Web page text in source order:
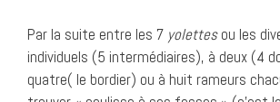
Par la suite entre les 7 yolettesou les
individuels (5 intermédiaires), à deux (4
quatre( le bordier) ou à huit rameurs